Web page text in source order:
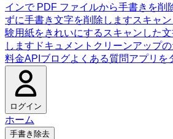
インで PDF ファイルから手書きを削
ずに手書き文字を削除しますスキャ
験用紙をきれいにする スキャンした
します ドキュメントクリーンアップ
料金API ブログよくある質問アプリを
ログイン
ホーム
手書き除去